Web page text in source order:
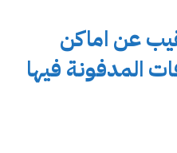
عن اماكن
المدفونة فيها